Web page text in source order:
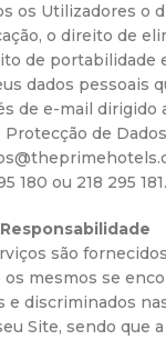
os Utilizadores o
o direito de
de portabilidade
dados pessoais
de e-mail dirigido
de
180 ou 218 295 181.
são
mesmos se
e discriminados
Site, sendo que